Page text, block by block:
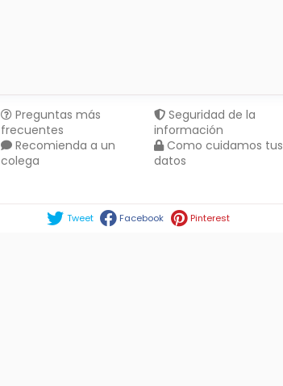
Preguntas más
frecuentes
Recomienda a un
colega
Seguridad de la
información
Como cuidamos tus
datos
Tweet Facebook Pinterest